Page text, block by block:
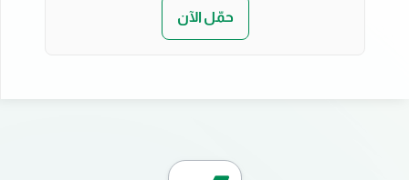
حمّل الآن